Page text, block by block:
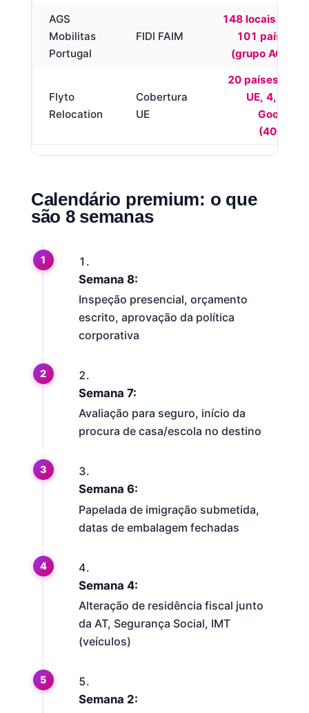
AGS
Mobilitas
Portugal
FIDI FAIM
148 locais em
101 países
(grupo AGS)
Flyto
Relocation
Cobertura
UE
20 países da
UE, 4,9/5
Google
(400+)
Calendário premium: o que
são 8 semanas
Semana 8:
Inspeção presencial, orçamento
escrito, aprovação da política
corporativa
Semana 7:
Avaliação para seguro, início da
procura de casa/escola no destino
Semana 6:
Papelada de imigração submetida,
datas de embalagem fechadas
Semana 4:
Alteração de residência fiscal junto
da AT, Segurança Social, IMT
(veículos)
Semana 2: